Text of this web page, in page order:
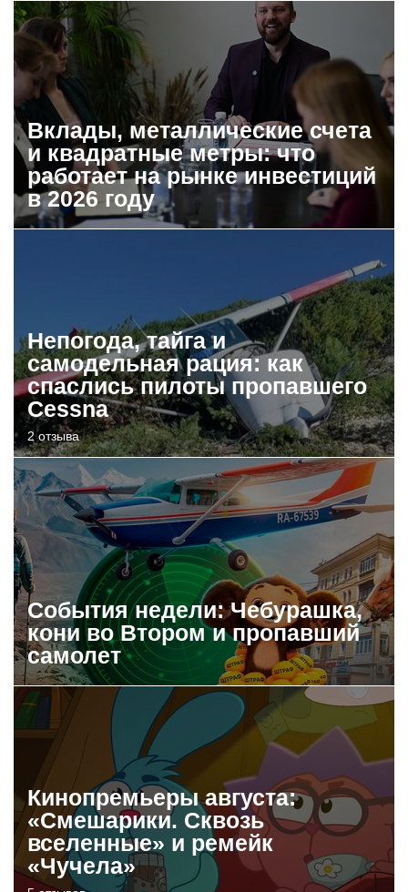
Вклады, металлические счета
и квадратные метры: что
работает на рынке инвестиций
в 2026 году
Непогода, тайга и
самодельная рация: как
спаслись пилоты пропавшего
Cessna
2 отзыва
События недели: Чебурашка,
кони во Втором и пропавший
самолет
Кинопремьеры августа:
«Смешарики. Сквозь
вселенные» и ремейк
«Чучела»